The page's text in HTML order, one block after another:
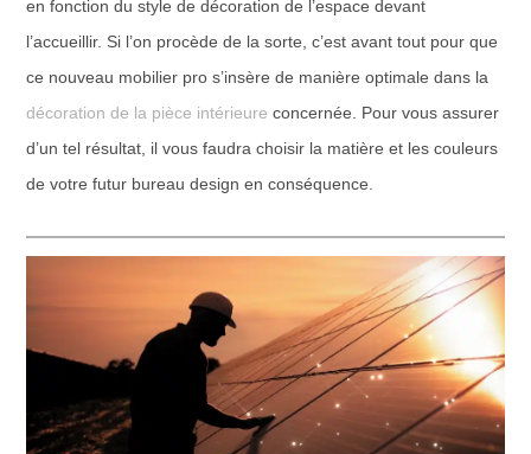
en fonction du style de décoration de l’espace devant
l’accueillir. Si l’on procède de la sorte, c’est avant tout pour que
ce nouveau mobilier pro s’insère de manière optimale dans la
décoration de la pièce intérieure concernée. Pour vous assurer
d’un tel résultat, il vous faudra choisir la matière et les couleurs
de votre futur bureau design en conséquence.